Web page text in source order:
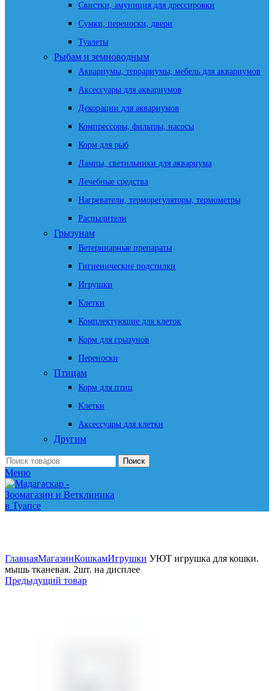
Свистки, амуниция для дрессировки
Сумки, переноски, двери
Туалеты
Рыбам и земноводным
Аквариумы, террариумы, мебель для аквариумов
Аксессуары для аквариумов
Декорации для аквариумов
Компрессоры, фильтры, насосы
Корм для рыб
Лампы, светильники для аквариума
Лечебные средства
Нагреватели, терморегуляторы, термометры
Распылители
Грызунам
Ветеринарные препараты
Гигиенические подстилки
Игрушки
Клетки
Комплектующие для клеток
Корм для грызунов
Переноски
Птицам
Корм для птиц
Клетки
Аксессуары для клетки
Другим
Поиск
Меню
ГлавнаяМагазинКошкамИгрушки УЮТ игрушка для кошки.
мышь тканевая. 2шт. на дисплее
Предыдущий товар